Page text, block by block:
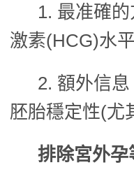
1. 最准確
激素(HCG)水
2. 額外信
胚胎穩定性(尤
排除宮外孕